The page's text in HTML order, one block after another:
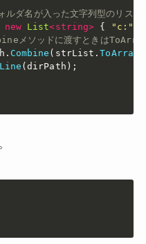
ダ名が入った文字列型のリスト
new List<string> { "c:"
メソッドに渡すときは
. Combine ( strList .ToArray
(dirPath ) ;